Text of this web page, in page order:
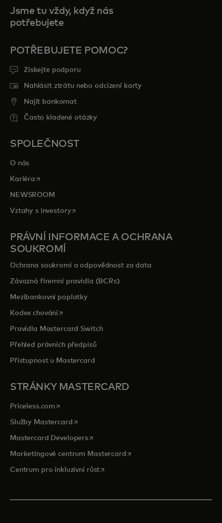
Jsme tu vždy, když nás
potřebujete
POTŘEBUJETE POMOC?
Získejte podporu
Nahlásit ztrátu nebo odcizení karty
Najít bankomat
Často kladené otázky
SPOLEČNOST
O nás
Kariéra opens in a new tab
NEWSROOM
Vztahy s investoryopens in a new tab
PRÁVNÍ INFORMACE A OCHRANA
SOUKROMÍ
Ochrana soukromí a odpovědnost za data
Závazná firemní pravidla (BCRs)
Mezibankovní poplatky
Kodex chováníopens in a new tab
Pravidla Mastercard Switch
Přehled právních předpisů
Přístupnost u Mastercard
STRÁNKY MASTERCARD
Priceless.com opens in a new tab
Služby Mastercardopens in a new tab
Mastercard Developersopens in a new tab
Marketingové centrum Mastercardopens in a new tab
Centrum pro inkluzivní růstopens in a new tab